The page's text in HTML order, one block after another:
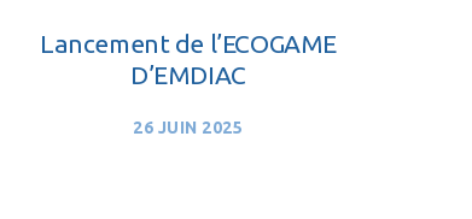
Lancement de l’ECOGAME
D’EMDIAC
26 JUIN 2025